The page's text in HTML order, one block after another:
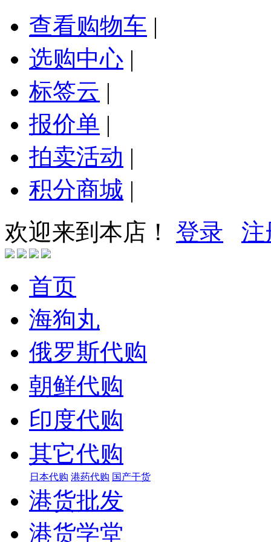
查看购物车 |
选购中心 |
标签云 |
报价单 |
拍卖活动 |
积分商城 |
欢迎来到本店！
登录 注
首页
海狗丸
俄罗斯代购
朝鲜代购
印度代购
其它代购
日本代购 港药代购 国产干货
港货批发
港货学堂